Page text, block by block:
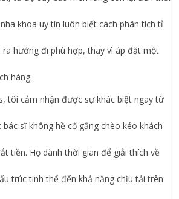
khoa uy tín luôn biết cách phân tích tỉ
hướng đi phù hợp, thay vì áp đặt một
hàng.
tôi cảm nhận được sự khác biệt ngay từ
sĩ không hề cố gắng chèo kéo khách
tiền. Họ dành thời gian để giải thích về
trúc tinh thể đến khả năng chịu tải trên